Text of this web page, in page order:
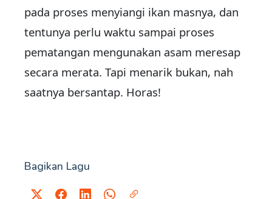
pada proses menyiangi ikan masnya, dan
tentunya perlu waktu sampai proses
pematangan mengunakan asam meresap
secara merata. Tapi menarik bukan, nah
saatnya bersantap. Horas!
Bagikan Lagu